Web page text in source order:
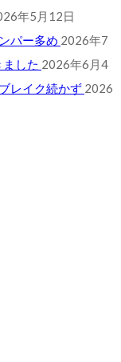
年5月12日
パー多め 2026年7
した 2026年6月4
レイク続かず 2026